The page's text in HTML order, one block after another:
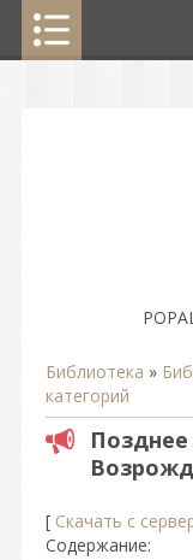
Библиотека »
категорий
Позднее
[ Скачать с
Содержание: